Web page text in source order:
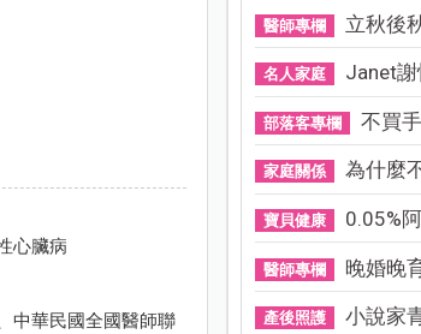
心臟病
中華民國全國醫師聯
醫師專欄 立秋後
名人家庭 Janet謝
部落客專欄 不買手
家庭關係 為什麼
寶貝健康 0.05%阿
醫師專欄 晚婚晚
產後照護 小說家